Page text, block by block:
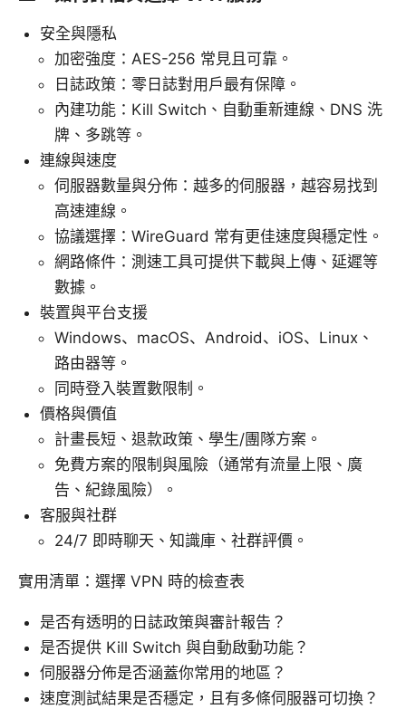
安全與隱私
加密強度：AES-256 常見且可靠。
日誌政策：零日誌對用戶最有保障。
內建功能：Kill Switch、自動重新連線、DNS 洗
牌、多跳等。
連線與速度
伺服器數量與分佈：越多的伺服器，越容易找到
高速連線。
協議選擇：WireGuard 常有更佳速度與穩定性。
網路條件：測速工具可提供下載與上傳、延遲等
數據。
裝置與平台支援
Windows、macOS、Android、iOS、Linux、
路由器等。
同時登入裝置數限制。
價格與價值
計畫長短、退款政策、學生/團隊方案。
免費方案的限制與風險（通常有流量上限、廣
告、紀錄風險）。
客服與社群
24/7 即時聊天、知識庫、社群評價。
實用清單：選擇 VPN 時的檢查表
是否有透明的日誌政策與審計報告？
是否提供 Kill Switch 與自動啟動功能？
伺服器分佈是否涵蓋你常用的地區？
速度測試結果是否穩定，且有多條伺服器可切換？